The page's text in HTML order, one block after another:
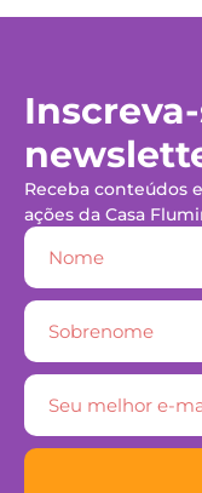
Receba conteúdos
ações da Casa